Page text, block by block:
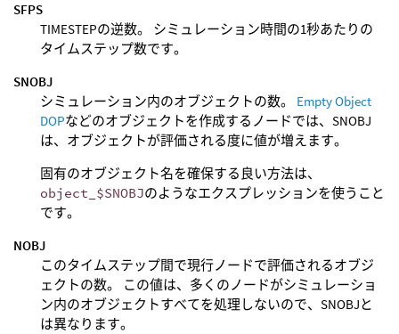
SFPS
TIMESTEPの逆数。 シミュレーション時間の1秒あたりの
タイムステップ数です。
SNOBJ
シミュレーション内のオブジェクトの数。 Empty Object
DOPなどのオブジェクトを作成するノードでは、SNOBJ
は、オブジェクトが評価される度に値が増えます。
固有のオブジェクト名を確保する良い方法は、
object_$SNOBJのようなエクスプレッションを使うこと
です。
NOBJ
このタイムステップ間で現行ノードで評価されるオブジ
ェクトの数。 この値は、多くのノードがシミュレーショ
ン内のオブジェクトすべてを処理しないので、SNOBJと
は異なります。